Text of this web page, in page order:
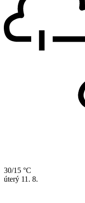
30/15 °C
úterý 11. 8.